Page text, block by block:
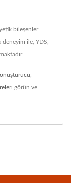
bileşenler
ile, YDS,
görün ve